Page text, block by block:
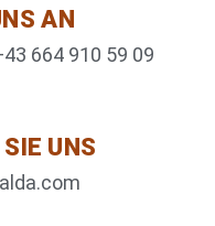
AN
664 910 59 09
UNS